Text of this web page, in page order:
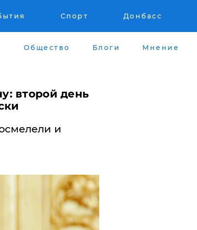
Спорт Донбасс
Общество Блоги Мнение
второй день
и